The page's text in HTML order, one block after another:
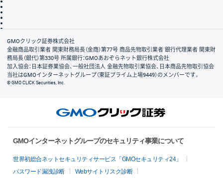
会社案内
GMOクリック証券株式会社
金融商品取引業者 関東財務局長（金商）第77号 商品先物取引業者 銀行代理業者 関東財
務局長（銀代）第330号 所属銀行：GMOあおぞらネット銀行株式会社
加入協会：日本証券業協会、一般社団法人 金融先物取引業協会、日本商品先物取引協会
当社はGMOインターネットグループ（東証プライム上場9449）のメンバーです。
© GMO CLICK Securities, Inc.
GMOインターネットグループのセキュリティ事業について
世界初総合ネットセキュリティサービス「GMOセキュリティ24」
パスワード漏洩診断
Webサイトリスク診断